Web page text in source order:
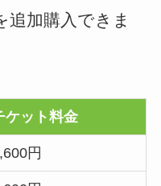
加購入できま
ケット料金
円